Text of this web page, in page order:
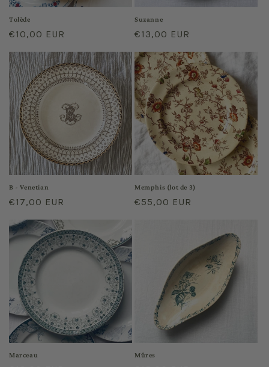
Tolède
Regular
€10,00 EUR
Suzanne
Regular
€13,00 EUR
B - Venetian
Regular
€17,00 EUR
Memphis (lot de 3)
Regular
€55,00 EUR
Marceau Mûres